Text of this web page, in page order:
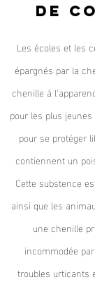
de
Les écoles et les
épargnés par la
chenille à
pour les plus
pour se protéger
contiennent un
Cette substence
ainsi que les
une chenille
incommodée
troubles urticants